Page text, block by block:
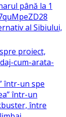
într-un spe